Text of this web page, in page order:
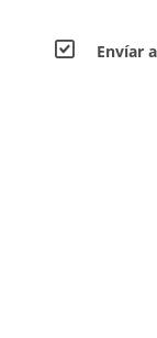
Envíar